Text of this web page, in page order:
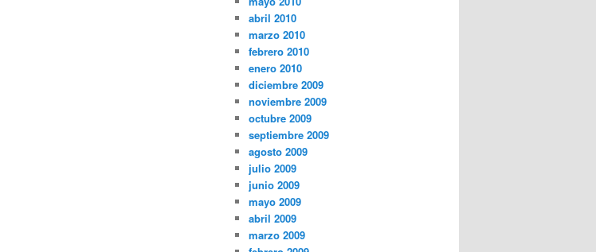
abril 2010
marzo 2010
febrero 2010
enero 2010
diciembre 2009
noviembre 2009
octubre 2009
septiembre 2009
agosto 2009
julio 2009
junio 2009
mayo 2009
abril 2009
marzo 2009